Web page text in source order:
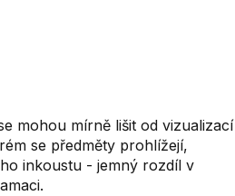
mohou mírně lišit od vizualizací
se předměty prohlížejí,
inkoustu - jemný rozdíl v